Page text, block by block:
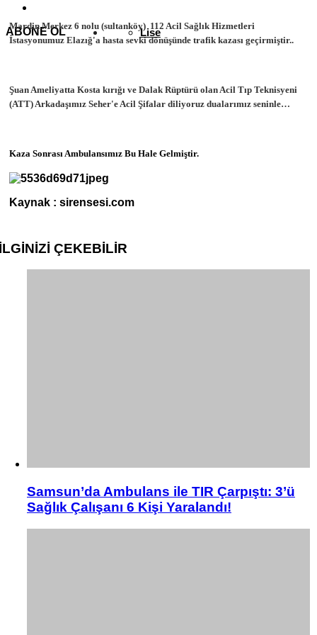
Lise
ABONE OL
Mardin Merkez 6 nolu (sultanköy) 112 Acil Sağlık Hizmetleri
İstasyonumuz Elazığ'a hasta sevki dönüşünde trafik kazası geçirmiştir..
Şuan Ameliyatta Kosta kırığı ve Dalak Rüptürü olan Acil Tıp Teknisyeni
(ATT) Arkadaşımız Seher'e Acil Şifalar diliyoruz dualarımız seninle…
Kaza Sonrası Ambulansımız Bu Hale Gelmiştir.
Kaynak : sirensesi.com
ÇEKEBİLİR
Samsun’da Ambulans ile TIR Çarpıştı: 3’ü
Sağlık Çalışanı 6 Kişi Yaralandı!